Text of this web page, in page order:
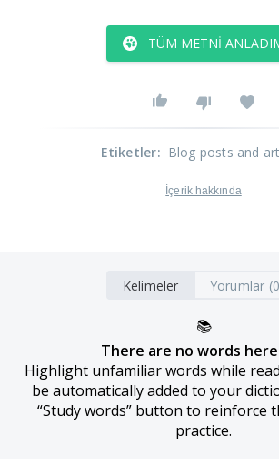
TÜM METNI
Etiketler: Blog posts and
İçerik hakkında
Kelimeler Yorumlar
📚
There are no words
Highlight unfamiliar words while
be automatically added to your
“Study words” button to reinforce
practice.